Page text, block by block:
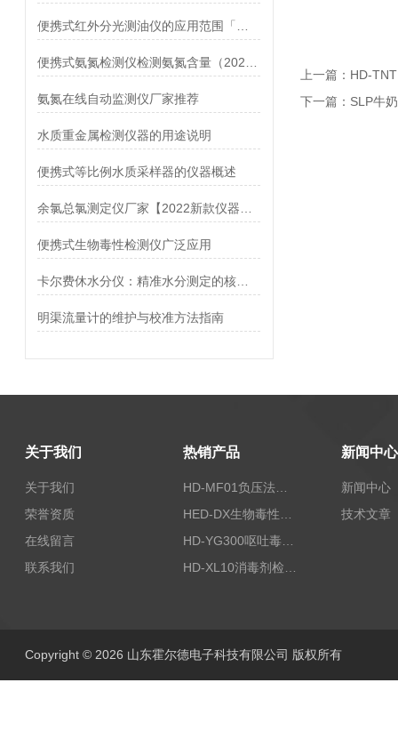
氨氮在线自动监测仪厂家推荐
水质重金属检测仪器的用途说明
便携式等比例水质采样器的仪器概述
便携式生物毒性检测仪广泛应用
明渠流量计的维护与校准方法指南
上一篇： HD-
下一篇： SLP牛
关于我们
关于我们
荣誉资质
在线留言
联系我们
热销产品
HD-MF01负压法密封性测试仪
新闻中心
新闻中心
技术文章
Copyright © 2026 山东霍尔德电子科技有限公司 版权所有